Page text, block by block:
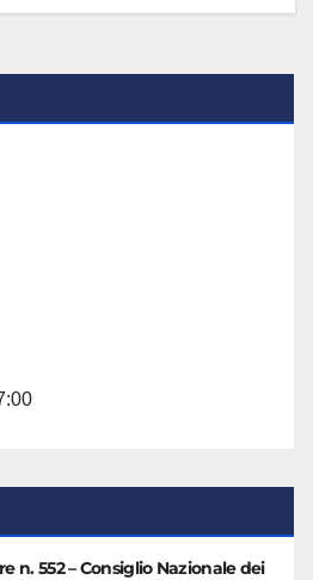
n. 552 – Consiglio Nazionale dei